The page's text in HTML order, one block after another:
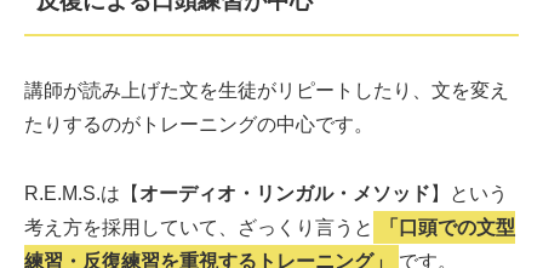
講師が読み上げた文を生徒がリピートしたり、文を変え
たりするのがトレーニングの中心です。
R.E.M.S.は【 オーディオ・リンガル・メソッド 】という
考え方を採用していて、ざっくり言うと
「口頭での文型
練習・反復練習を重視するトレーニング」
です。